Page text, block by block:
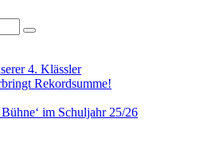
4. Klässler
Rekordsumme!
im Schuljahr 25/26